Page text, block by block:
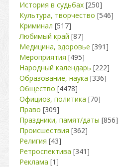
История в судьбах [250]
Культура, творчество [546]
Криминал [517]
Любимый край [87]
Медицина, здоровье [391]
Мероприятия [495]
Народный календарь [222]
Образование, наука [336]
Общество [4478]
Официоз, политика [70]
Право [309]
Праздники, памят/даты [856]
Происшествия [362]
Религия [43]
Ретроспектива [341]
Реклама [1]